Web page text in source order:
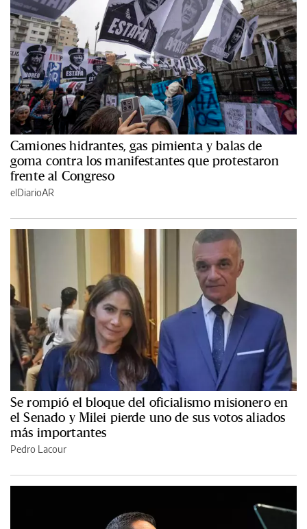
Camiones hidrantes, gas pimienta y balas de
goma contra los manifestantes que protestaron
frente al Congreso
elDiarioAR
Se rompió el bloque del oficialismo misionero en
el Senado y Milei pierde uno de sus votos aliados
más importantes
Pedro Lacour